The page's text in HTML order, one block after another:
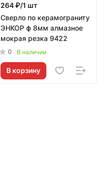
264 ₽/1 шт
Сверло по керамограниту
ЭНКОР ф 8мм алмазное
мокрая резка 9422
0 В наличии
В корзину